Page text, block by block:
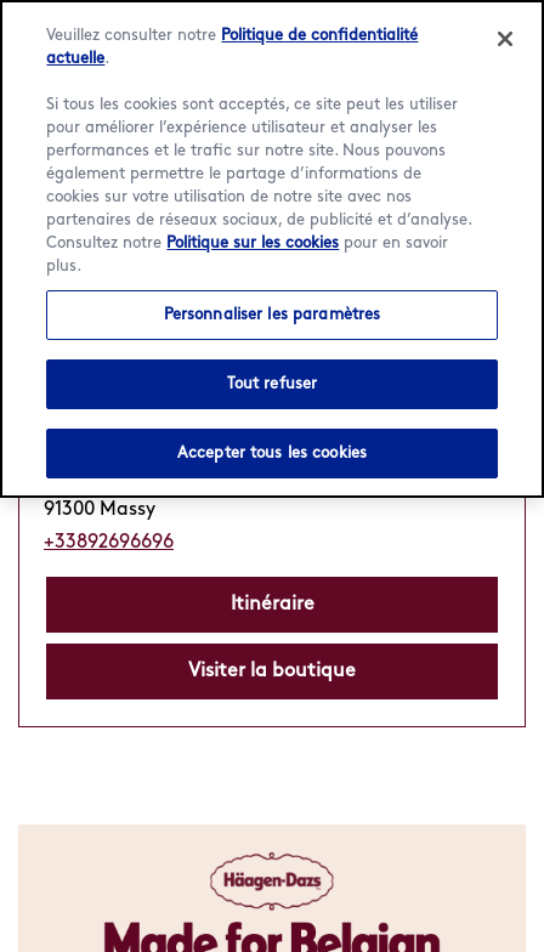
Language:English Français
Accueil / Localisateur / Massy
1 Häagen-Dazs Boutiques à
Massy
Pathé Massy
Ouvre à 13 h
place du Grand Ouest
91300 Massy
+33892696696
Itinéraire
Visiter la boutique
Veuillez consulter notre Politique de confidentialité
actuelle.
Si tous les cookies sont acceptés, ce site peut les utiliser
pour améliorer l’expérience utilisateur et analyser les
performances et le trafic sur notre site. Nous pouvons
également permettre le partage d’informations de
cookies sur votre utilisation de notre site avec nos
partenaires de réseaux sociaux, de publicité et d’analyse.
Consultez notre Politique sur les cookies pour en savoir
plus.
Personnaliser les paramètres
Tout refuser
Accepter tous les cookies